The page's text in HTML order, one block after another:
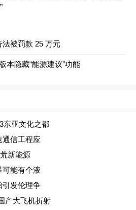
被罚款 25 万元
本隐藏“能源建议”功能
东亚文化之都
通信工程应
新能源
可能有个液
引发伦理争
产大飞机折射